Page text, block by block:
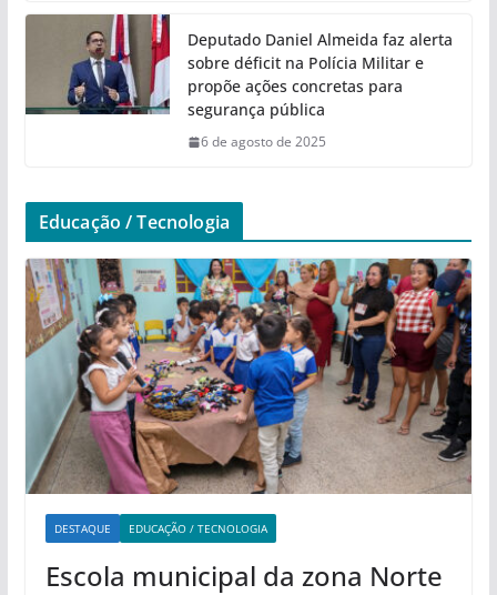
Deputado Daniel Almeida faz alerta
sobre déficit na Polícia Militar e
propõe ações concretas para
segurança pública
6 de agosto de 2025
Educação / Tecnologia
DESTAQUE EDUCAÇÃO / TECNOLOGIA
Escola municipal da zona Norte